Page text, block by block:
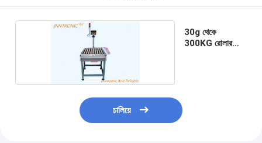
30g থেকে
300KG রোলার
চালিয়ে